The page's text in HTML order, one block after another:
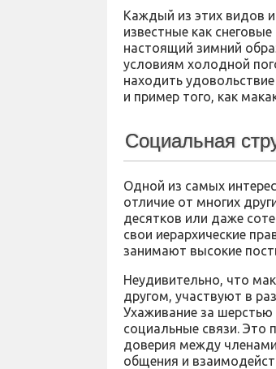
Каждый из этих видов
известные как
настоящий зимний
условиям холодной
находить
и пример того, как
Социальная
Одной из самых
отличие от многих
десятков или даже
свои иерархические
занимают высокие
Неудивительно, что
другом, участвуют в
Ухаживание за шерстью
социальные связи. Это
доверия между
общения и